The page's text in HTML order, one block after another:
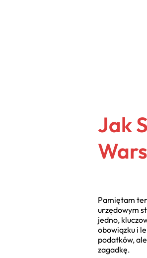
Jak
Pamiętam
urzędowym
jedno,
obowiązku i
podatków,
zagadkę.